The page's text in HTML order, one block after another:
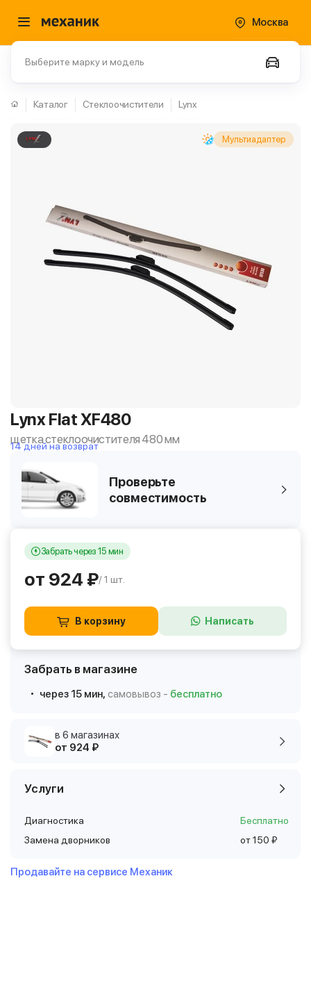
Москва
Выберите марку и модель
Каталог Стеклоочистители Lynx
Мультиадаптер
Lynx Flat XF480
щетка стеклоочистителя 480 мм
14 дней на возврат
Проверьте
совместимость
Забрать через 15 мин
от 924 ₽/ 1 шт.
В корзину Написать
Забрать в магазине
через 15 мин, самовывоз - бесплатно
в 6 магазинах
от 924 ₽
Услуги
Диагностика
Бесплатно
Замена дворников
от 150 ₽
Продавайте на сервисе Механик